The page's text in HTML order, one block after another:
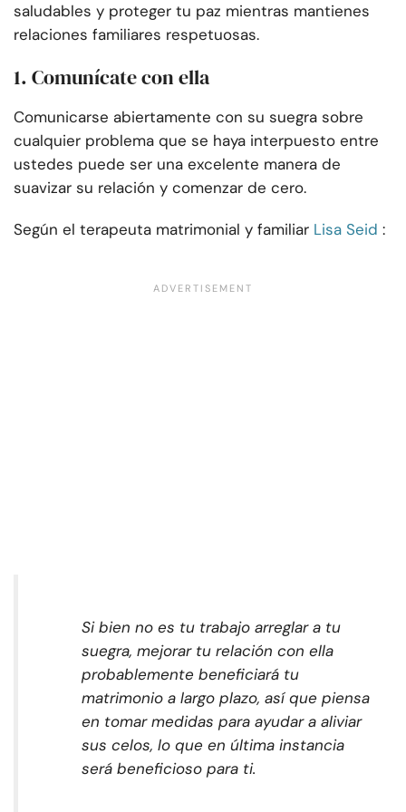
saludables y proteger tu paz mientras mantienes
relaciones familiares respetuosas.
1. Comunícate con ella
Comunicarse abiertamente con su suegra sobre
cualquier problema que se haya interpuesto entre
ustedes puede ser una excelente manera de
suavizar su relación y comenzar de cero.
Según el terapeuta matrimonial y familiar Lisa Seid :
Si bien no es tu trabajo arreglar a tu
suegra, mejorar tu relación con ella
probablemente beneficiará tu
matrimonio a largo plazo, así que piensa
en tomar medidas para ayudar a aliviar
sus celos, lo que en última instancia
será beneficioso para ti.